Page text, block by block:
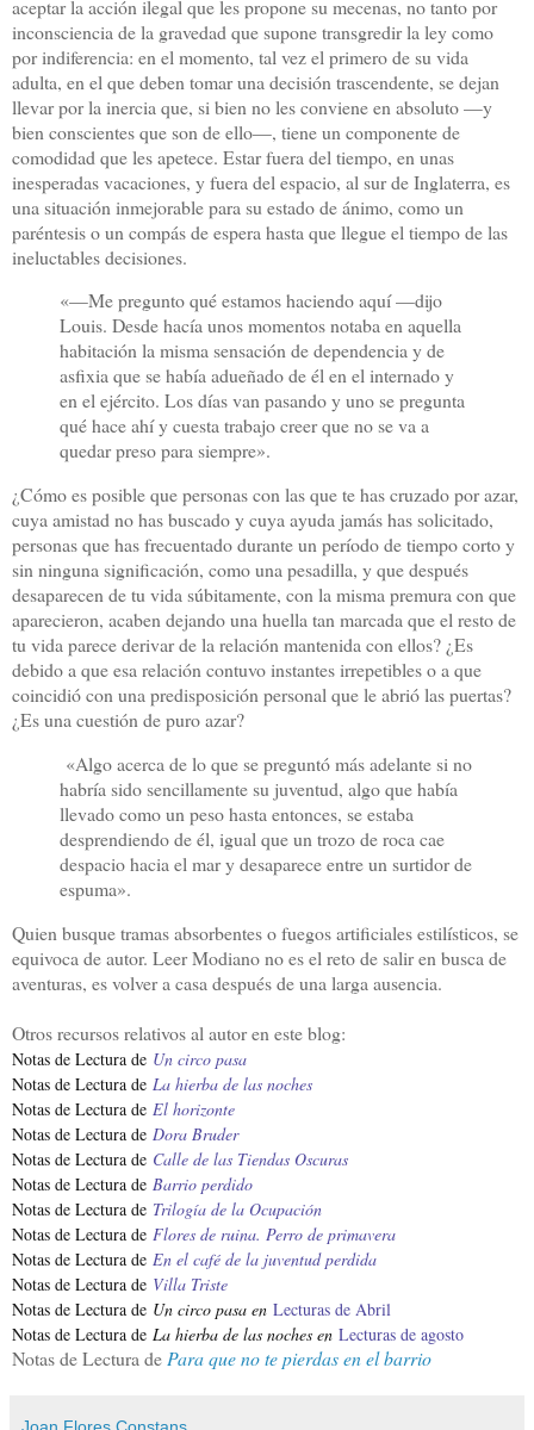
aceptar la acción ilegal que les propone su mecenas, no tanto por
inconsciencia de la gravedad que supone transgredir la ley como
por indiferencia: en el momento, tal vez el primero de su vida
adulta, en el que deben tomar una decisión trascendente, se dejan
llevar por la inercia que, si bien no les conviene en absoluto —y
bien conscientes que son de ello—, tiene un componente de
comodidad que les apetece. Estar fuera del tiempo, en unas
inesperadas vacaciones, y fuera del espacio, al sur de Inglaterra, es
una situación inmejorable para su estado de ánimo, como un
paréntesis o un compás de espera hasta que llegue el tiempo de las
ineluctables decisiones.
«—Me pregunto qué estamos haciendo aquí —dijo
Louis. Desde hacía unos momentos notaba en aquella
habitación la misma sensación de dependencia y de
asfixia que se había adueñado de él en el internado y
en el ejército. Los días van pasando y uno se pregunta
qué hace ahí y cuesta trabajo creer que no se va a
quedar preso para siempre».
¿Cómo es posible que personas con las que te has cruzado por azar,
cuya amistad no has buscado y cuya ayuda jamás has solicitado,
personas que has frecuentado durante un período de tiempo corto y
sin ninguna significación, como una pesadilla, y que después
desaparecen de tu vida súbitamente, con la misma premura con que
aparecieron, acaben dejando una huella tan marcada que el resto de
tu vida parece derivar de la relación mantenida con ellos? ¿Es
debido a que esa relación contuvo instantes irrepetibles o a que
coincidió con una predisposición personal que le abrió las puertas?
¿Es una cuestión de puro azar?
«Algo acerca de lo que se preguntó más adelante si no
habría sido sencillamente su juventud, algo que había
llevado como un peso hasta entonces, se estaba
desprendiendo de él, igual que un trozo de roca cae
despacio hacia el mar y desaparece entre un surtidor de
espuma».
Quien busque tramas absorbentes o fuegos artificiales estilísticos, se
equivoca de autor. Leer Modiano no es el reto de salir en busca de
aventuras, es volver a casa después de una larga ausencia.
Otros recursos relativos al autor en este blog:
Notas de Lectura de Un circo pasa
Notas de Lectura de La hierba de las noches
Notas de Lectura de El horizonte
Notas de Lectura de Dora Bruder
Notas de Lectura de Calle de las Tiendas Oscuras
Notas de Lectura de Barrio perdido
Notas de Lectura de Trilogía de la Ocupación
Notas de Lectura de Flores de ruina. Perro de primavera
Notas de Lectura de En el café de la juventud perdida
Notas de Lectura de Villa Triste
Notas de Lectura de Un circo pasa en Lecturas de Abril
Notas de Lectura de La hierba de las noches en Lecturas de agosto
Notas de Lectura de Para que no te pierdas en el barrio